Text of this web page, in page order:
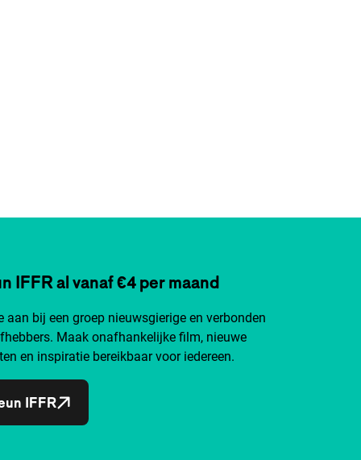
IFFR al vanaf €4 per maand
aan bij een groep nieuwsgierige en verbonden
Maak onafhankelijke film, nieuwe
en inspiratie bereikbaar voor iedereen.
IFFR